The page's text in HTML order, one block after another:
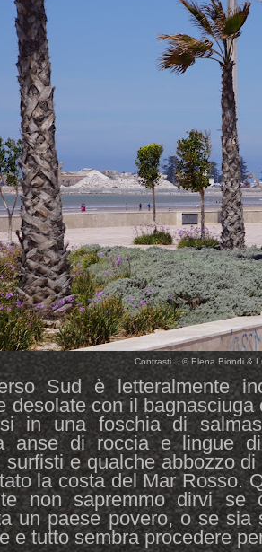
Contrasti... © Elena Biondi &
Sud è letteralmente
desolate con il
in una foschia di
anse di roccia e lingue
surfisti e qualche abbozzo
la costa del Mar Rosso.
non sapremmo dirvi
un paese povero, o se
e tutto sembra procedere